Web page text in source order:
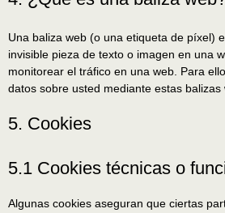
Una baliza web (o una etiqueta de píxel)
invisible pieza de texto o imagen en una
monitorear el tráfico en una web. Para
datos sobre usted mediante estas balizas
5. Cookies
5.1 Cookies técnicas o
Algunas cookies aseguran que ciertas